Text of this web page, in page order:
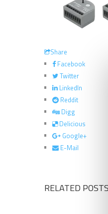
Share
Facebook
Twitter
LinkedIn
Reddit
Digg
Delicious
Google+
E-Mail
RELATED POSTS